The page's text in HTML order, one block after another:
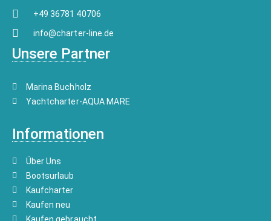
+49 36781 40706
info@charter-line.de
Unsere Partner
Marina Buchholz
Yachtcharter-AQUA MARE
Informationen
Über Uns
Bootsurlaub
Kaufcharter
Kaufen neu